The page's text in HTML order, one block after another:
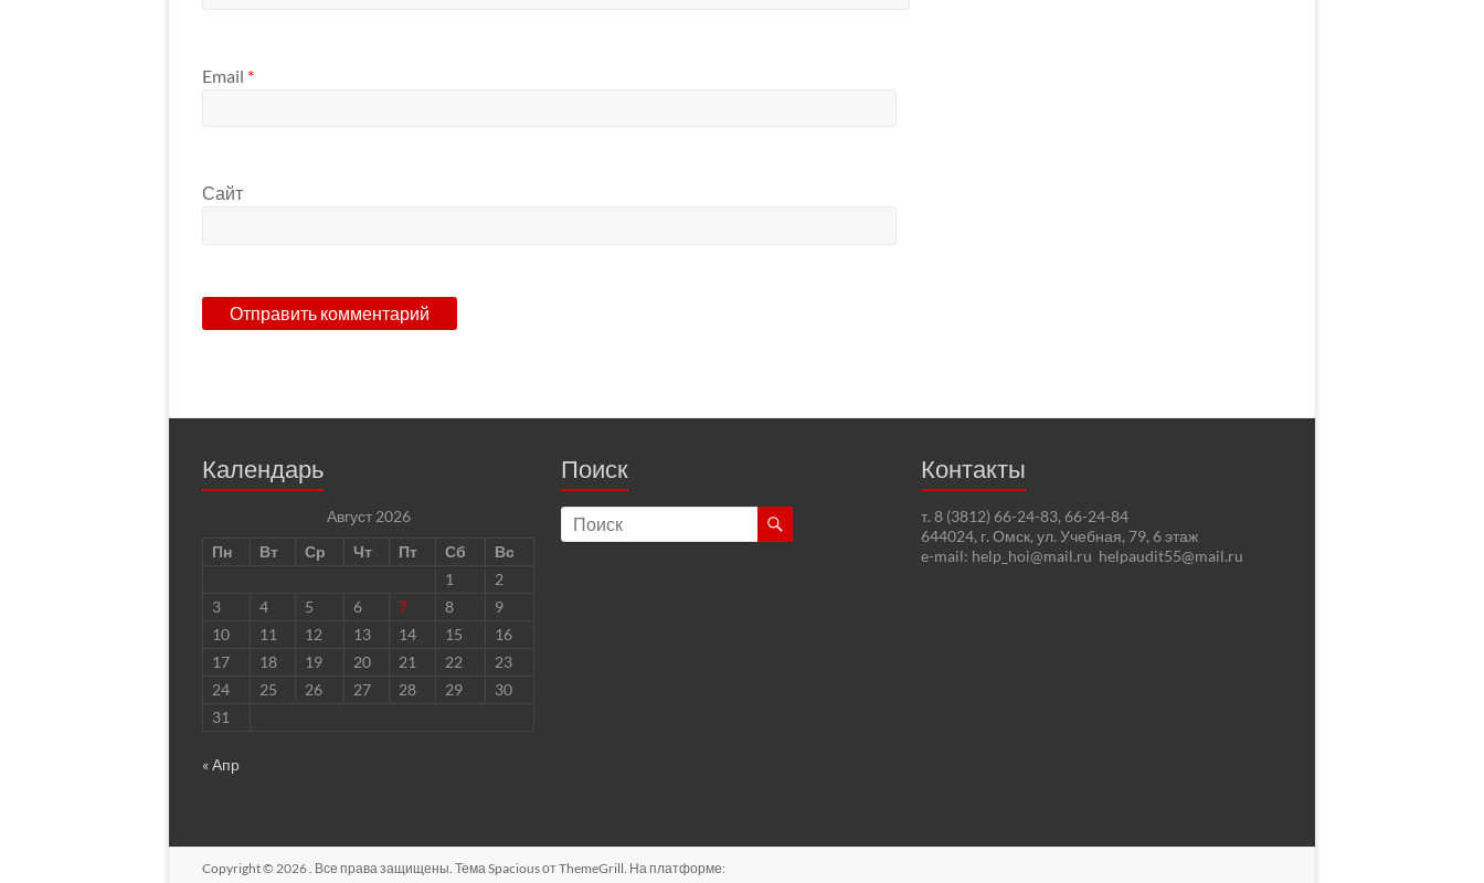
Email *
Сайт
Календарь
Август 2026
Пн
Вт Ср Чт Пт Сб
Вс
1
2
3
4 5 6 7 8
9
10
11 12 13 14 15
16
17
18 19 20 21 22
23
24
25 26 27 28 29
30
31
« Апр
Поиск Контакты
т. 8 (3812) 66-24-83, 66-24-84
644024, г. Омск, ул. Учебная, 79, 6 этаж
e-mail: help_hoi@mail.ru helpaudit55@mail.ru
Copyright © 2026 . Все права защищены. Тема Spaciousот ThemeGrill. На платформе: